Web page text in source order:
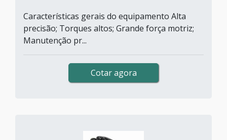
Características gerais do equipamento Alta
precisão; Torques altos; Grande força motriz;
Manutenção pr...
Cotar agora